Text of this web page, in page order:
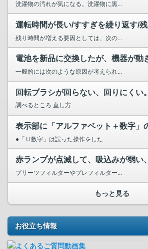
洗濯物の汚れが気になる。洗濯物に黒...
残り時間が増える要因としては、次の...
一般的には次のような原因が考えられ...
回転ブラシが回らない、回りにくい。
調べるところ 直し方...
●「Ｕ数字」は誤った操作をした...
プリーツフィルターやプレフィルター...
もっと見る
お役立ち情報